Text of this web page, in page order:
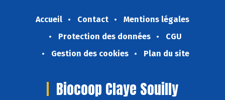
Accueil Contact
Mentions légales
Protection des données
CGU
Gestion des cookies
Plan du site
Biocoop Claye Souilly